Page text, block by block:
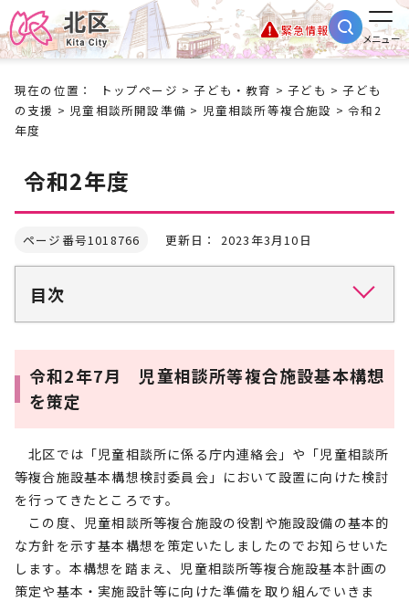
緊急情報
メニュー
現在の位置： トップページ >子ども・教育 >子ども >子ども
の支援 > 児童相談所開設準備 > 児童相談所等複合施設 > 令和2
年度
令和2年度
ページ番号1018766 更新日： 2023年3月10日
目次
令和2年7月 児童相談所等複合施設基本構想
を策定
北区では「児童相談所に係る庁内連絡会」や「児童相談所
等複合施設基本構想検討委員会」において設置に向けた検討
を行ってきたところです。
この度、児童相談所等複合施設の役割や施設設備の基本的
な方針を示す基本構想を策定いたしましたのでお知らせいた
します。本構想を踏まえ、児童相談所等複合施設基本計画の
策定や基本・実施設計等に向けた準備を取り組んでいきま